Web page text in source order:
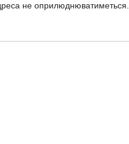
не оприлюднюватиметься.